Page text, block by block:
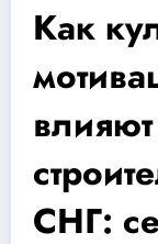
Как
СНГ: